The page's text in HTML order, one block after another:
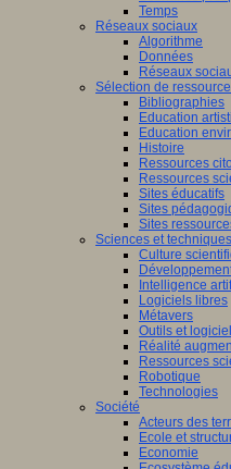
Temps
Réseaux sociaux
Algorithme
Données
Réseaux
Sélection de
Bibliographies
Education
Education
Histoire
Ressources
Ressources
Sites éducatifs
Sites
Sites
Sciences et techniques
Culture
Intelligence
Logiciels libres
Métavers
Outils et
Réalité
Ressources
Robotique
Technologies
Société
Acteurs des
Ecole et
Economie